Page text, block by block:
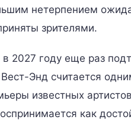
нетерпением
зрителями.
2027 году еще раз
Энд считается
известных
как